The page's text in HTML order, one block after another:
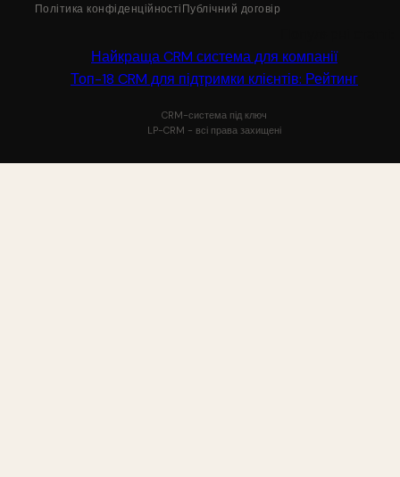
Політика конфіденційностіПублічний договір
Найкраща CRM система для компанії
Топ-18 CRM для підтримки клієнтів: Рейтинг
CRM-система під ключ
LP-CRM - всі права захищені